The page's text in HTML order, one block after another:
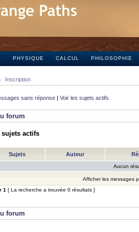
PHYSIQUE CALCUL PHILOSOPHIE
Inscription
sans réponse | Voir les sujets actifs
forum
actifs
Sujets Auteur
Aucun
Afficher les messages
1 [ La recherche a trouvée 0 résultats ]
forum